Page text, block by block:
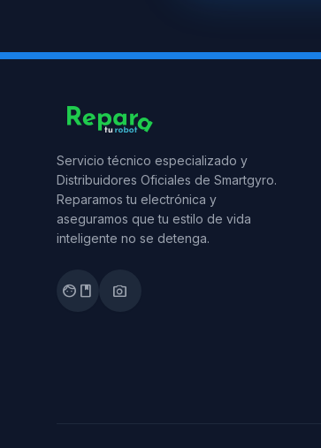
Servicio técnico especializado y
Distribuidores Oficiales de Smartgyro.
Reparamos tu electrónica y
aseguramos que tu estilo de vida
inteligente no se detenga.
facebook photo_camera